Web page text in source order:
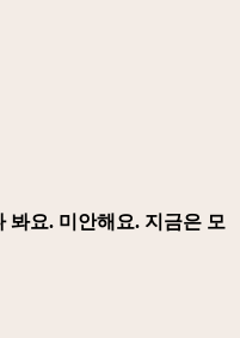
봐요. 미안해요. 지금은 모